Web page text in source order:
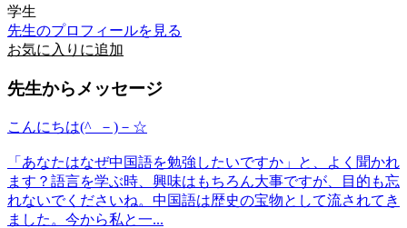
学生
先生のプロフィールを見る
お気に入りに追加
先生からメッセージ
こんにちは(^_－)－☆
「あなたはなぜ中国語を勉強したいですか」と、よく聞かれ
ます？語言を学ぶ時、興味はもちろん大事ですが、目的も忘
れないでくださいね。中国語は歴史の宝物として流されてき
ました。今から私と一...